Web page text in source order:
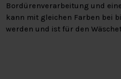
Bordürenverarbeitung und
kann mit gleichen Farben bei
werden und ist für den